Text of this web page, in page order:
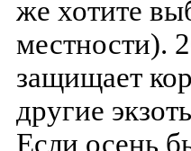
же хотите
местности).
защищает
другие
Если осень